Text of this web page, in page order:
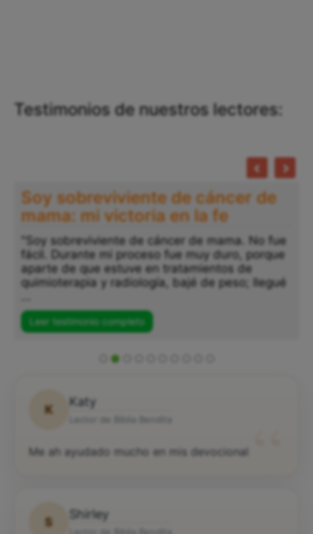
Testimonios de nuestros lectores:
Soy sobreviviente de cáncer de
mama: mi victoria en la fe
"Soy sobreviviente de cáncer de mama. No fue
fácil. Durante mi proceso fue muy duro, porque
aparte de que estuve en tratamientos de
quimioterapia y radiología, bajé de peso; llegué
Leer testimonio completo
K
Katy
Me ah ayudado mucho en mis devocional
S
Shirley